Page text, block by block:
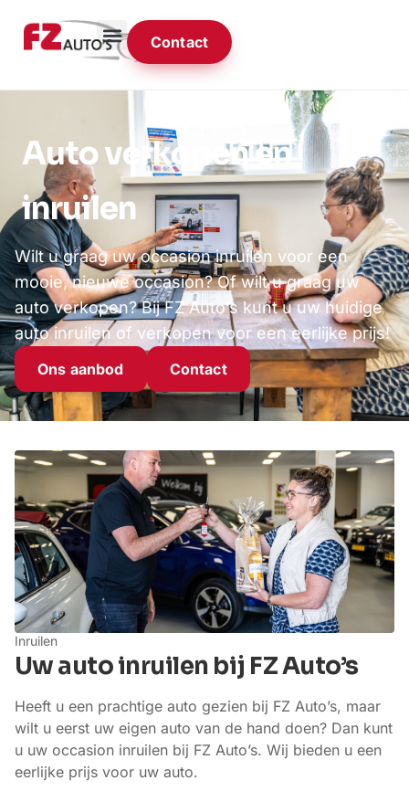
Contact
Auto verkopen en
inruilen
Wilt u graag uw occasion inruilen voor een
mooie, nieuwe occasion? Of wilt u graag uw
auto verkopen? Bij FZ Auto’s kunt u uw huidige
auto inruilen of verkopen voor een eerlijke prijs!
Ons aanbod Contact
Inruilen
Uw auto inruilen bij FZ Auto’s
Heeft u een prachtige auto gezien bij FZ Auto’s, maar
wilt u eerst uw eigen auto van de hand doen? Dan kunt
u uw occasion inruilen bij FZ Auto’s. Wij bieden u een
eerlijke prijs voor uw auto.